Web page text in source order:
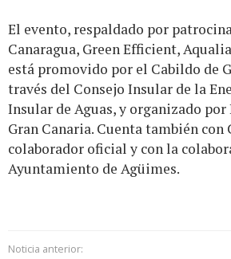
El evento, respaldado por
Canaragua, Green Efficient,
está promovido por el Cabildo de
través del Consejo Insular de la
Insular de Aguas, y organizado por
Gran Canaria. Cuenta también con
colaborador oficial y con la
Ayuntamiento de Agüimes.
Noticia anterior: